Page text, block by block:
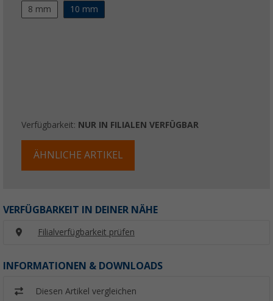
8 mm
10 mm
Verfügbarkeit: NUR IN FILIALEN VERFÜGBAR
ÄHNLICHE ARTIKEL
VERFÜGBARKEIT IN DEINER NÄHE
Filialverfügbarkeit prüfen
INFORMATIONEN & DOWNLOADS
Diesen Artikel vergleichen